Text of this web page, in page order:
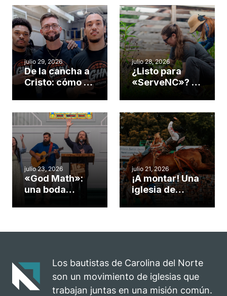
julio 29, 2026
De la cancha a
Cristo: cómo el
gimnasio de
Cary se
convirtió en un
insólito campo
misionero te
cuento
julio 28, 2026
¿Listo para
«ServeNC»? 4
obra de Dios
durante la
Semana
ServeNC
julio 23, 2026
«God Math»:
una boda
celebra el
julio 21, 2026
¡A montar! Una
iglesia de
rodeo anual en
para el
ministerio
Los bautistas de Carolina del Norte
son un movimiento de iglesias que
trabajan juntas en una misión común.